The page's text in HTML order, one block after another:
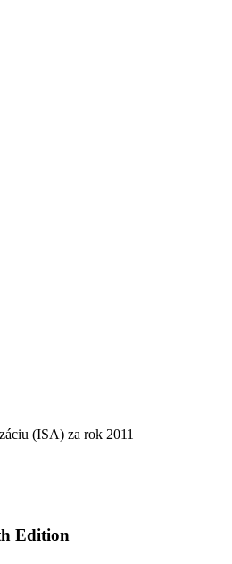
(ISA) za rok 2011
Edition